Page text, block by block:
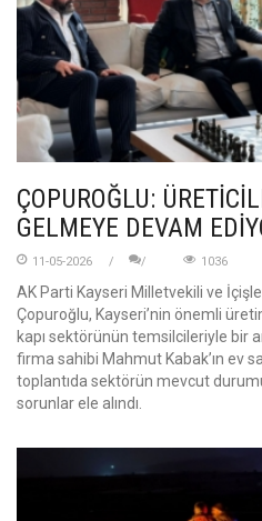
ÇOPUROĞLU:
GELMEYE DEVAM
11-05-2026 1036
AK Parti Kayseri Milletvekili ve
Çopuroğlu, Kayseri’nin önemli
kapı sektörünün temsilcileriyle bir
firma sahibi Mahmut Kabak’ın ev
toplantıda sektörün mevcut
sorunlar ele alındı.